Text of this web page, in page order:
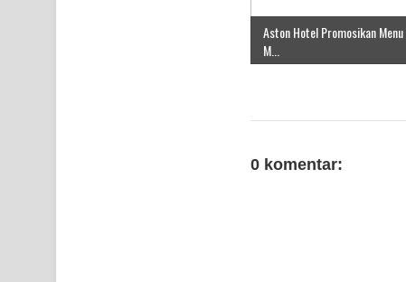
Aston Hotel Promosikan Menu
M...
0 komentar: